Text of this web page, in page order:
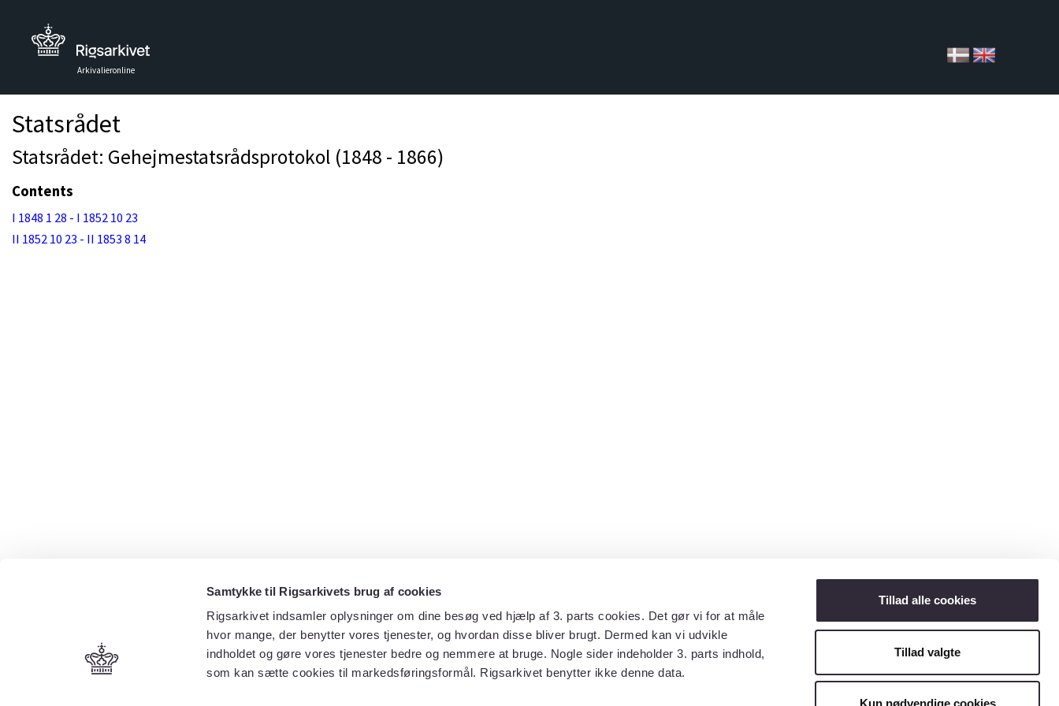
Samtykke til Rigsarkivets brug af cookies
Rigsarkivet indsamler oplysninger om dine besøg ved hjælp af 3. parts cookies. Det gør vi for at måle
hvor mange, der benytter vores tjenester, og hvordan disse bliver brugt. Dermed kan vi udvikle
indholdet og gøre vores tjenester bedre og nemmere at bruge. Nogle sider indeholder 3. parts indhold,
som kan sætte cookies til markedsføringsformål. Rigsarkivet benytter ikke denne data.
Tillad alle cookies
Tillad valgte
Kun nødvendige cookies
Arkivalieronline
Statsrådet
Statsrådet: Gehejmestatsrådsprotokol (1848 - 1866)
Contents
I 1848 1 28 - I 1852 10 23
II 1852 10 23 - II 1853 8 14